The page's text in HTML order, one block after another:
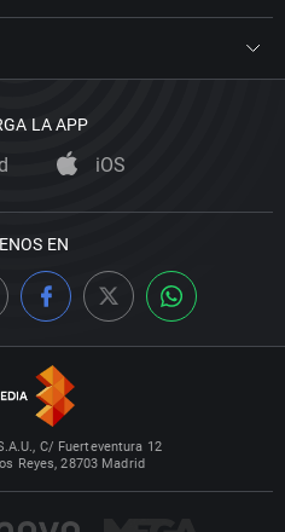
LA APP
iOS
EN
C/ Fuerteventura 12
Reyes, 28703 Madrid